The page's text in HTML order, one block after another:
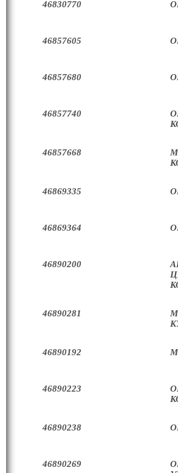
46830770
46857605
46857680
46857740
46857668
46869335
46869364
46890200
46890281
46890192
46890223
46890238
46890269